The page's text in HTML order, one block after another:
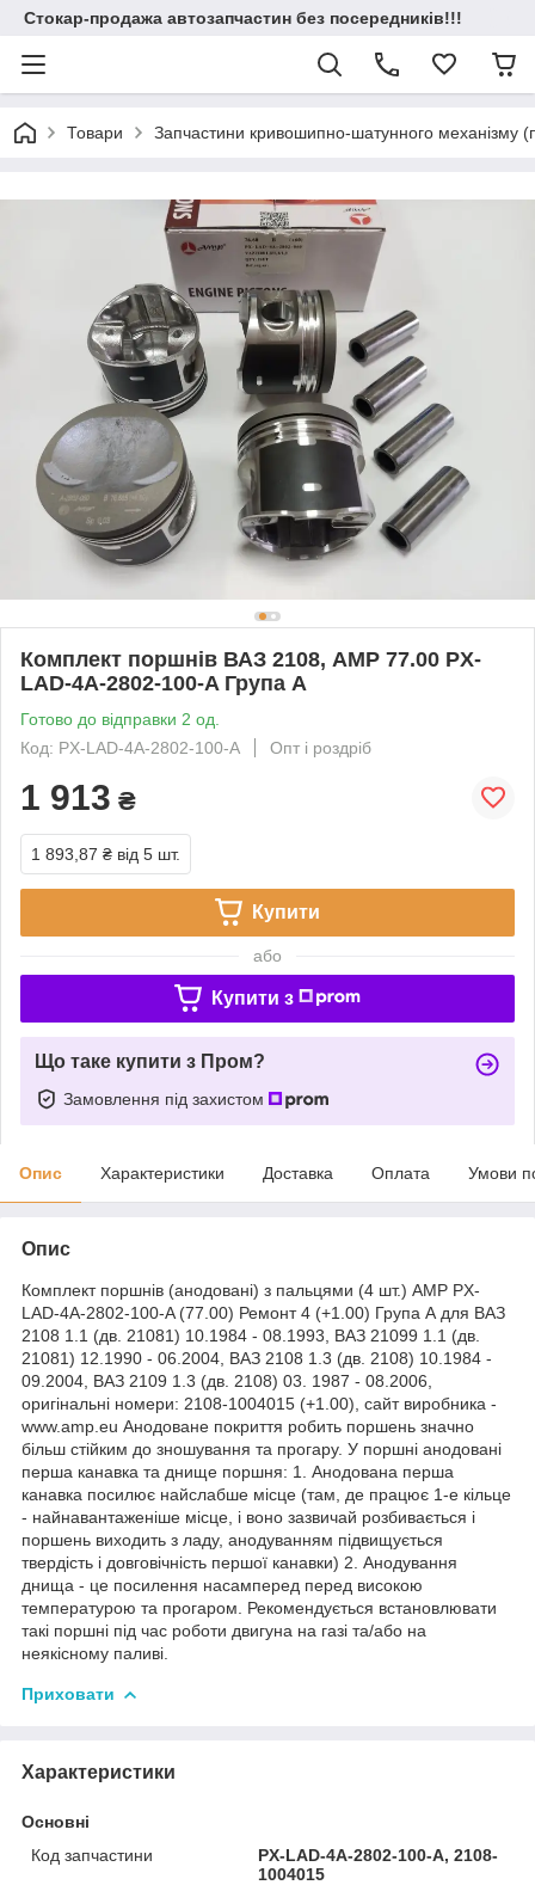
Стокар-продажа автозапчастин без посередників!!!
Товари Запчастини кривошипно-шатунного механізму
Комплект поршнів ВАЗ 2108, AMP 77.00 PX-
LAD-4A-2802-100-A Група А
Готово до відправки 2 од.
Код: PX-LAD-4A-2802-100-A
Опт і роздріб
1 913 ₴
1 893,87 ₴ від 5 шт.
Купити
або
Купити з
Що таке купити з Пром?
Замовлення під захистом
Опис Характеристики Доставка Оплата Умови
Опис
Комплект поршнів (анодовані) з пальцями (4 шт.) AMP PX-
LAD-4A-2802-100-A (77.00) Ремонт 4 (+1.00) Група А для ВАЗ
2108 1.1 (дв. 21081) 10.1984 - 08.1993, ВАЗ 21099 1.1 (дв.
21081) 12.1990 - 06.2004, ВАЗ 2108 1.3 (дв. 2108) 10.1984 -
09.2004, ВАЗ 2109 1.3 (дв. 2108) 03. 1987 - 08.2006,
оригінальні номери: 2108-1004015 (+1.00), сайт виробника -
www.amp.eu Анодоване покриття робить поршень значно
більш стійким до зношування та прогару. У поршні анодовані
перша канавка та днище поршня: 1. Анодована перша
канавка посилює найслабше місце (там, де працює 1-е кільце
- найнавантаженіше місце, і воно зазвичай розбивається і
поршень виходить з ладу, анодуванням підвищується
твердість і довговічність першої канавки) 2. Анодування
днища - це посилення насамперед перед високою
температурою та прогаром. Рекомендується встановлювати
такі поршні під час роботи двигуна на газі та/або на
неякісному паливі.
Приховати
Характеристики
Основні
Код запчастини
PX-LAD-4A-2802-100-A, 2108-
1004015